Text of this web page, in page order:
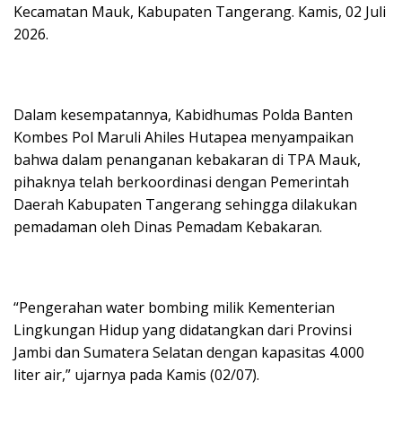
Kecamatan Mauk, Kabupaten Tangerang. Kamis, 02 Juli
2026.
Dalam kesempatannya, Kabidhumas Polda Banten
Kombes Pol Maruli Ahiles Hutapea menyampaikan
bahwa dalam penanganan kebakaran di TPA Mauk,
pihaknya telah berkoordinasi dengan Pemerintah
Daerah Kabupaten Tangerang sehingga dilakukan
pemadaman oleh Dinas Pemadam Kebakaran.
“Pengerahan water bombing milik Kementerian
Lingkungan Hidup yang didatangkan dari Provinsi
Jambi dan Sumatera Selatan dengan kapasitas 4.000
liter air,” ujarnya pada Kamis (02/07).